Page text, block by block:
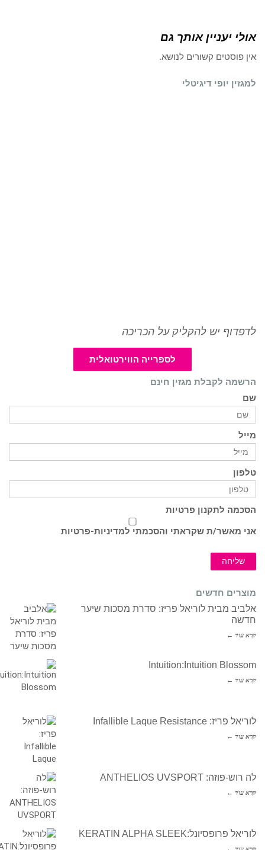
אולי יעניין אותך גם
אין פוסטים קשורים לנושא.
למגזין יופי דיגיטלי
לדפדוף יש להקליק על הכריכה
לספרייה הווירטואלית
הרשמה לקבלת מגזין חינם
שם
מייל
טלפון
הסכמה לתקנון פרטיות
אני מאשר/ת שקראתי והסכמתי למדיניות-פרטיות
שליחה
מוצרים חדשים
אלביב מבית לוריאל פריז: סדרת מסכות שיער
חדשה
קרא עוד ←
Intuition:Intuition Blossom
קרא עוד ←
לוריאל פריז: Infallible Laque Resistance
קרא עוד ←
לה רוש-פוזה: ANTHELIOS UVSPORT
קרא עוד ←
לוריאל פרופסיונל:KERATIN ALPHA SLEEK
קרא עוד ←